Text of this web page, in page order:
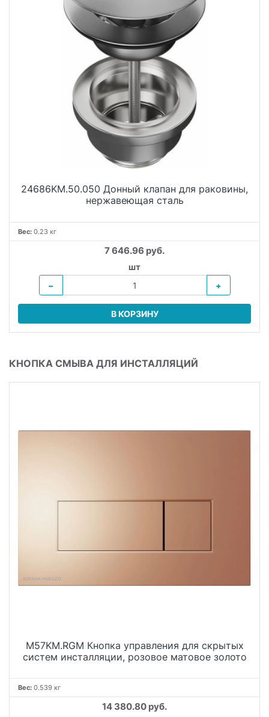
24686KM.50.050 Донный клапан для раковины,
нержавеющая сталь
Вес: 0.23 кг
7 646.96 руб.
шт
−
+
В КОРЗИНУ
КНОПКА СМЫВА ДЛЯ ИНСТАЛЛЯЦИЙ
M57KM.RGM Кнопка управления для скрытых
систем инсталляции, розовое матовое золото
Вес: 0.539 кг
14 380.80 руб.